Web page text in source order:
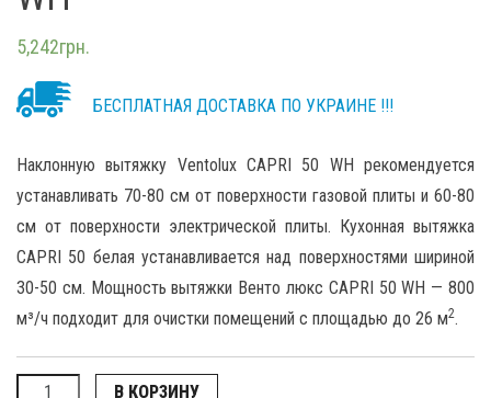
5,242грн.
БЕСПЛАТНАЯ ДОСТАВКА ПО УКРАИНЕ !!!
Наклонную вытяжку Ventolux CAPRI 50 WH рекомендуется
устанавливать 70-80 см от поверхности газовой плиты и 60-80
см от поверхности электрической плиты. Кухонная вытяжка
CAPRI 50 белая устанавливается над поверхностями шириной
30-50 см. Мощность вытяжки Венто люкс CAPRI 50 WH — 800
м³/ч подходит для очистки помещений с площадью до 26 м2.
Количество В КОРЗИНУ